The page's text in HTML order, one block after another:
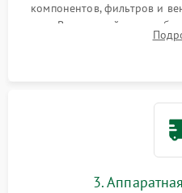
компонентов, фильтров и
пыли. Визуальный осмотр
материнской платы на
3.